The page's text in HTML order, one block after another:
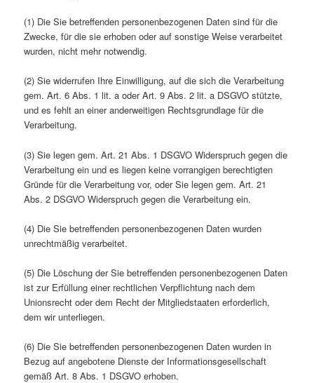
(1) Die Sie betreffenden personenbezogenen Daten sind für die
Zwecke, für die sie erhoben oder auf sonstige Weise verarbeitet
wurden, nicht mehr notwendig.
(2) Sie widerrufen Ihre Einwilligung, auf die sich die Verarbeitung
gem. Art. 6 Abs. 1 lit. a oder Art. 9 Abs. 2 lit. a DSGVO stützte,
und es fehlt an einer anderweitigen Rechtsgrundlage für die
Verarbeitung.
(3) Sie legen gem. Art. 21 Abs. 1 DSGVO Widerspruch gegen die
Verarbeitung ein und es liegen keine vorrangigen berechtigten
Gründe für die Verarbeitung vor, oder Sie legen gem. Art. 21
Abs. 2 DSGVO Widerspruch gegen die Verarbeitung ein.
(4) Die Sie betreffenden personenbezogenen Daten wurden
unrechtmäßig verarbeitet.
(5) Die Löschung der Sie betreffenden personenbezogenen Daten
ist zur Erfüllung einer rechtlichen Verpflichtung nach dem
Unionsrecht oder dem Recht der Mitgliedstaaten erforderlich,
dem wir unterliegen.
(6) Die Sie betreffenden personenbezogenen Daten wurden in
Bezug auf angebotene Dienste der Informationsgesellschaft
gemäß Art. 8 Abs. 1 DSGVO erhoben.